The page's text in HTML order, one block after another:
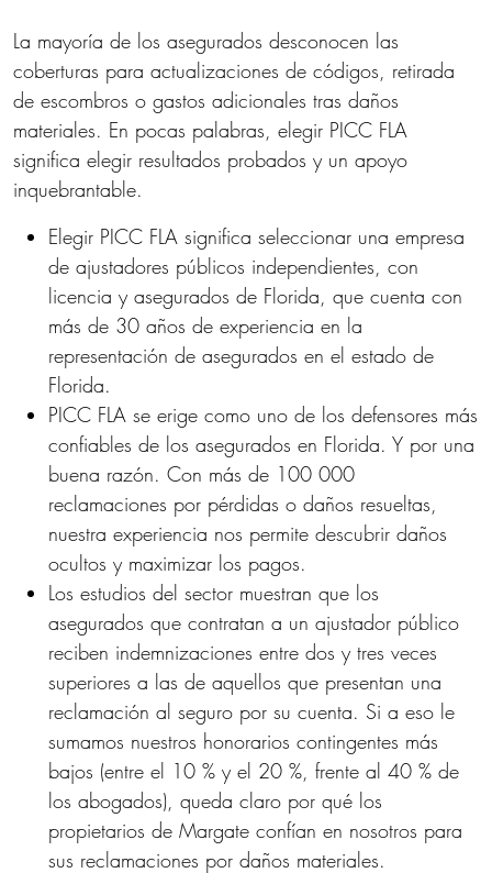
La mayoría de los asegurados desconocen las
coberturas para actualizaciones de códigos, retirada
de escombros o gastos adicionales tras daños
materiales. En pocas palabras, elegir PICC FLA
significa elegir resultados probados y un apoyo
inquebrantable.
Elegir PICC FLA significa seleccionar una empresa
de ajustadores públicos independientes, con
licencia y asegurados de Florida, que cuenta con
más de 30 años de experiencia en la
representación de asegurados en el estado de
Florida.
PICC FLA se erige como uno de los defensores más
confiables de los asegurados en Florida. Y por una
buena razón. Con más de 100 000
reclamaciones por pérdidas o daños resueltas,
nuestra experiencia nos permite descubrir daños
ocultos y maximizar los pagos.
Los estudios del sector muestran que los
asegurados que contratan a un ajustador público
reciben indemnizaciones entre dos y tres veces
superiores a las de aquellos que presentan una
reclamación al seguro por su cuenta. Si a eso le
sumamos nuestros honorarios contingentes más
bajos (entre el 10 % y el 20 %, frente al 40 % de
los abogados), queda claro por qué los
propietarios de Margate confían en nosotros para
sus reclamaciones por daños materiales.